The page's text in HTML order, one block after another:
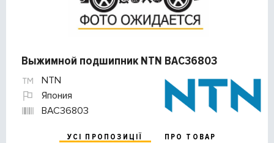
Выжимной подшипник NTN BAC36803
NTN
Япония
BAC36803
УСІ ПРОПОЗИЦІЇ
ПРО ТОВАР